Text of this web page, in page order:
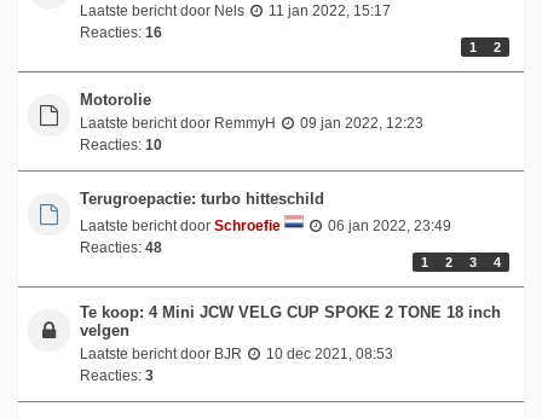
Laatste bericht door Nels
11 jan 2022, 15:17
Reacties: 16
1 2
Motorolie
Laatste bericht door RemmyH
09 jan 2022, 12:23
Reacties: 10
Terugroepactie: turbo hitteschild
Laatste bericht door Schroefie
06 jan 2022, 23:49
Reacties: 48
1 2 3 4
Te koop: 4 Mini JCW VELG CUP SPOKE 2 TONE 18 inch
velgen
Laatste bericht door BJR
10 dec 2021, 08:53
Reacties: 3